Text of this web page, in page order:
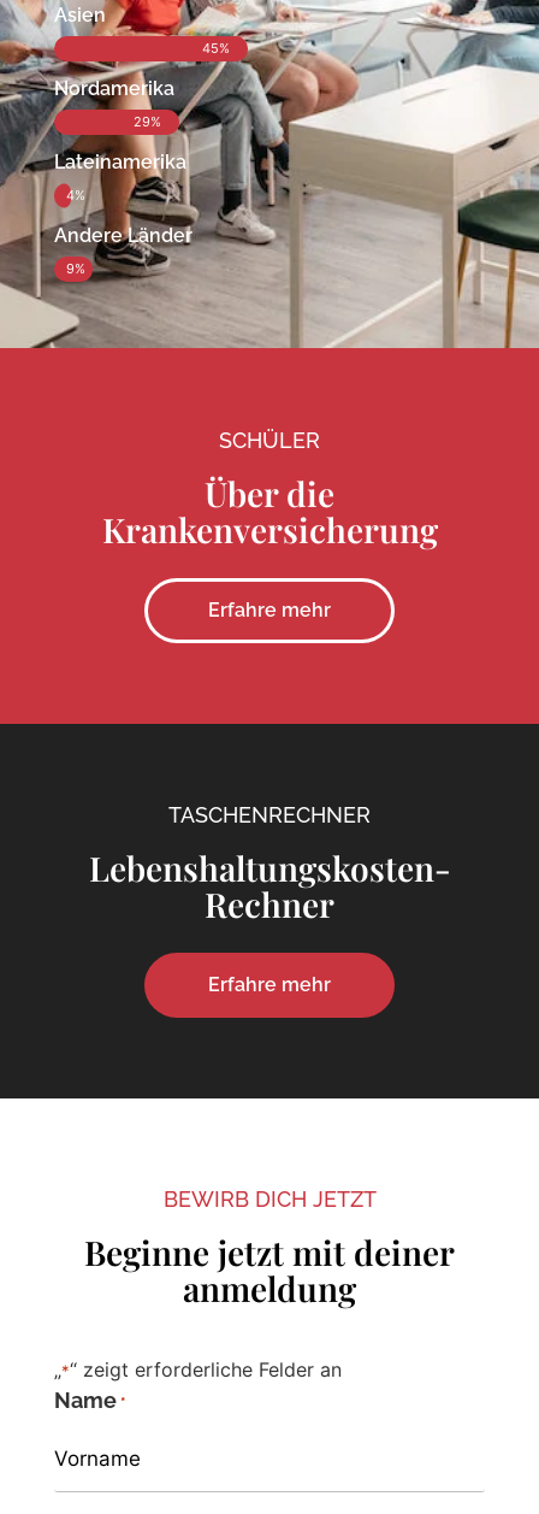
Asien
45%
Nordamerika
29%
Lateinamerika
4%
Andere Länder
9%
SCHÜLER
Über die
Krankenversicherung
Erfahre mehr
TASCHENRECHNER
Lebenshaltungskosten-
Rechner
Erfahre mehr
BEWIRB DICH JETZT
Beginne jetzt mit deiner
anmeldung
„*“ zeigt erforderliche Felder an
Name *